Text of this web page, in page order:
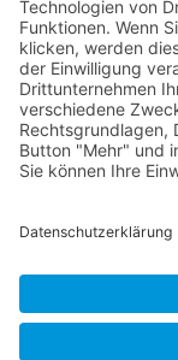
Datenschutz
Kooperation
Werbung
Presse- und
Aktuelles
Themenwelt
Geprüfter